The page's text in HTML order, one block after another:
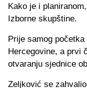
Kako je i
Izborne skupštine.
Prije samog
Hercegovine, a prvi
otvaranju sjednice
Zeljković se